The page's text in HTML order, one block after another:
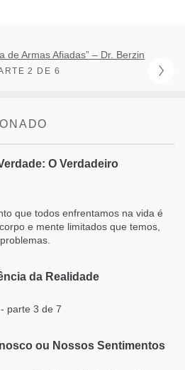
de Armas Afiadas” – Dr. Berzin
2 DE 6
O Verdadeiro
que todos enfrentamos na vida é
e mente limitados que temos,
da Realidade
parte 3 de 7
ou Nossos Sentimentos